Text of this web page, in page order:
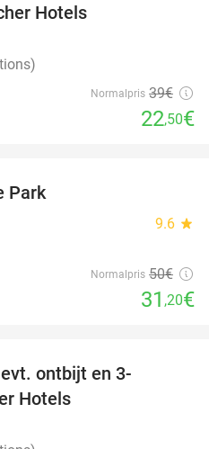
Hotels
Normalpris 39€
22,50€
Park
9.6 star
Normalpris 50€
31 ,20€
ontbijt en 3-
Hotels